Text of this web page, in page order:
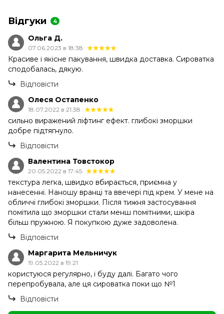
Відгуки 4
Ольга Д.
07.06.2023 в 18:38
Красиве і якісне пакування, швидка доставка. Сироватка
сподобалась, дякую.
Відповісти
Олеся Остапенко
18.07.2022 в 21:38
сильно виражений ліфтинг ефект. глибокі зморшки
добре підтягнуло.
Відповісти
Валентина Товстокор
20.05.2022 в 17:45
текстура легка, швидко вбирається, приємна у
нанесенні. Наношу вранці та ввечері під крем. У мене на
обличчі глибокі зморшки. Після тижня застосування
помітила що зморшки стали менш помітними, шкіра
більш пружною. Я покупкою дуже задоволена.
Відповісти
Маргарита Мельничук
19.05.2022 в 19:21
користуюся регулярно, і буду далі. Багато чого
перепробувала, але ця сироватка поки що №1
Відповісти